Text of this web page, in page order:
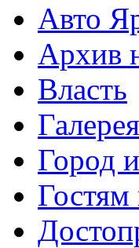
Авто
Архив
Власть
Галерея
Город
Гостям